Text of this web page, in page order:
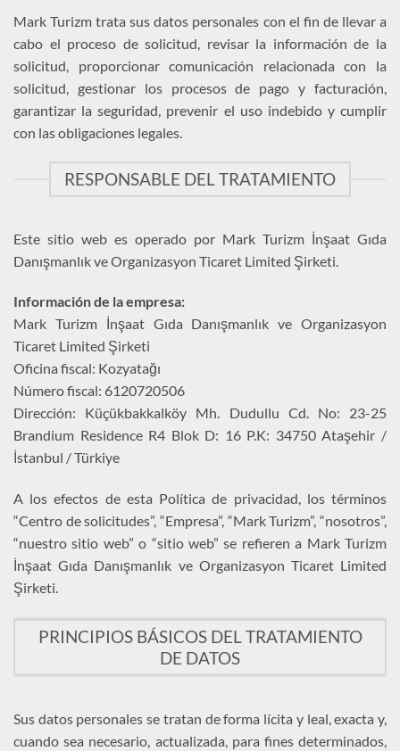
Mark Turizm trata sus datos personales con el fin de llevar a
cabo el proceso de solicitud, revisar la información de la
solicitud, proporcionar comunicación relacionada con la
solicitud, gestionar los procesos de pago y facturación,
garantizar la seguridad, prevenir el uso indebido y cumplir
con las obligaciones legales.
RESPONSABLE DEL TRATAMIENTO
Este sitio web es operado por Mark Turizm İnşaat Gıda
Danışmanlık ve Organizasyon Ticaret Limited Şirketi.
Información de la empresa:
Mark Turizm İnşaat Gıda Danışmanlık ve Organizasyon
Ticaret Limited Şirketi
Oficina fiscal: Kozyatağı
Número fiscal: 6120720506
Dirección: Küçükbakkalköy Mh. Dudullu Cd. No: 23-25
Brandium Residence R4 Blok D: 16 P.K: 34750 Ataşehir /
İstanbul / Türkiye
A los efectos de esta Política de privacidad, los términos
“Centro de solicitudes”, “Empresa”, “Mark Turizm”, “nosotros”,
“nuestro sitio web” o “sitio web” se refieren a Mark Turizm
İnşaat Gıda Danışmanlık ve Organizasyon Ticaret Limited
Şirketi.
PRINCIPIOS BÁSICOS DEL TRATAMIENTO
DE DATOS
Sus datos personales se tratan de forma lícita y leal, exacta y,
cuando sea necesario, actualizada, para fines determinados,